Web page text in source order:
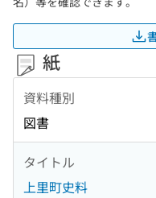
紙
資料種別
図書
タイトル
上里町史料